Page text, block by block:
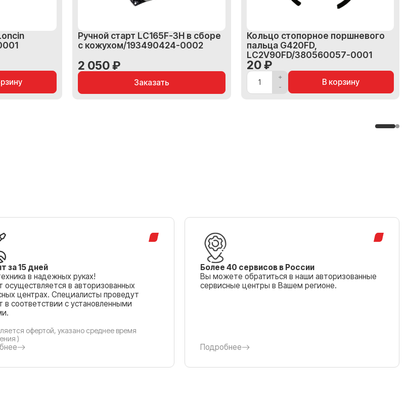
Ручной старт LC165F-3H в сборе
с кожухом/193490424-0002
2 050 ₽
Заказать
Кольцо стопорное поршневого
пальца G420FD,
LC2V90FD/380560057-0001
20 ₽
В корзину
за 15 дней
в надежных руках!
осуществляется в авторизованных
центрах. Специалисты проведут
в соответствии с установленными
офертой, указано среднее время
)
Более 40 сервисов в России
Вы можете обратиться в наши авторизованные
сервисные центры в Вашем регионе.
Подробнее